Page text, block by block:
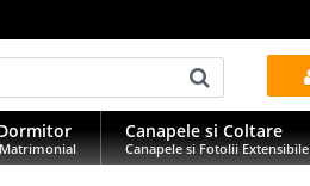
Canapele si Coltare
Canapele si Fotolii Extensibile